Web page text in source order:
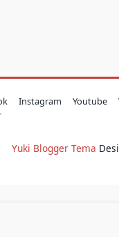
Instagram Youtube
Yuki Blogger Tema